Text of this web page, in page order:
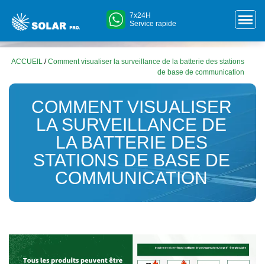
7x24H
Service rapide
ACCUEIL /Comment visualiser la surveillance de la batterie des stations
de base de communication
COMMENT VISUALISER
LA SURVEILLANCE DE
LA BATTERIE DES
STATIONS DE BASE DE
COMMUNICATION